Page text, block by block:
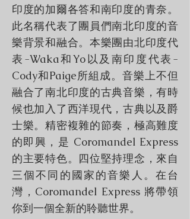
印度的加爾各答和南印度的青奈。
此名稱代表了團員們南北印度的音
樂背景和融合。本樂團由北印度代
表-Waka和Yo以及南印度代表-
Cody和Paige所組成。音樂上不但
融合了南北印度的古典音樂，有時
候也加入了西洋現代，古典以及爵
士樂。精密複雜的節奏，極高難度
的即興，是 Coromandel Express
的主要特色。四位堅持理念，來自
三個不同的國家的音樂人。在台
灣，Coromandel Express 將帶領
你到一個全新的聆聽世界。